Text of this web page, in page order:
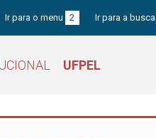
Ir para o menu 2 Ir para a busca
UFPEL